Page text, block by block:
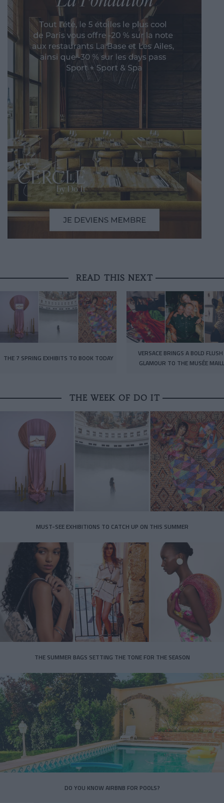
READ THIS NEXT
THE 7 SPRING EXHIBITS TO BOOK TODAY
VERSACE BRINGS A BOLD
GLAMOUR TO THE MUSÉE
THE WEEK OF DO IT
MUST-SEE EXHIBITIONS TO CATCH UP ON THIS SUMMER
THE SUMMER BAGS SETTING THE TONE FOR THE SEASON
DO YOU KNOW AIRBNB FOR POOLS?